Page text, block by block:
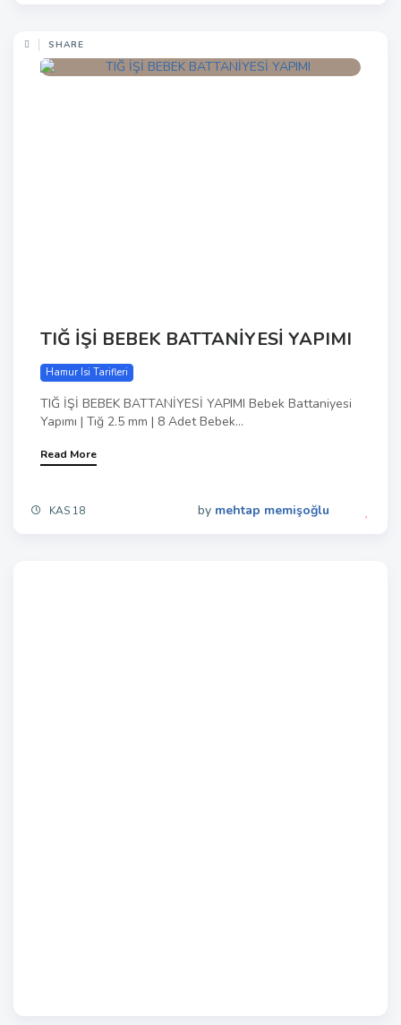
SHARE
TIĞ İŞİ BEBEK BATTANİYESİ YAPIMI
Hamur Isi Tarifleri
TIĞ İŞİ BEBEK BATTANİYESİ YAPIMI Bebek Battaniyesi
Yapımı | Tığ 2.5 mm | 8 Adet Bebek...
Read More
KAS 18 by mehtap memişoğlu